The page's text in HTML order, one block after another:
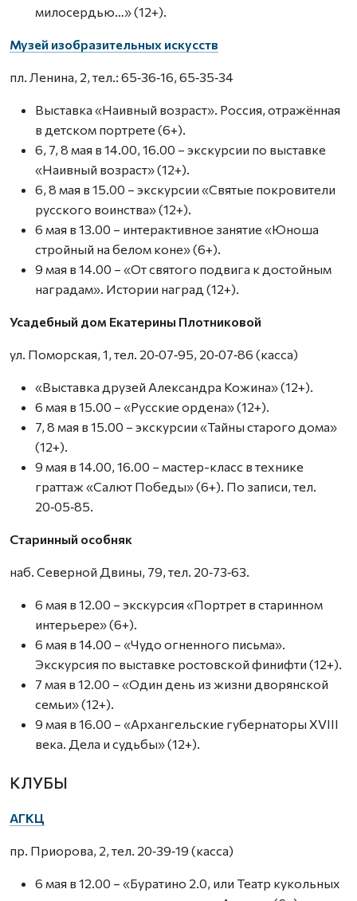
милосердью…» (12+).
Музей изобразительных искусств
пл. Ленина, 2, тел.: 65‑36‑16, 65‑35‑34
Выставка «Наивный возраст». Россия, отражённая
в детском портрете (6+).
6, 7, 8 мая в 14.00, 16.00 – экскурсии по выставке
«Наивный возраст» (12+).
6, 8 мая в 15.00 – экскурсии «Святые покровители
русского воинства» (12+).
6 мая в 13.00 – интерактивное занятие «Юноша
стройный на белом коне» (6+).
9 мая в 14.00 – «От святого подвига к достойным
наградам». Истории наград (12+).
Усадебный дом Екатерины Плотниковой
ул. Поморская, 1, тел. 20‑07‑95, 20‑07‑86 (касса)
«Выставка друзей Александра Кожина» (12+).
6 мая в 15.00 – «Русские ордена» (12+).
7, 8 мая в 15.00 – экскурсии «Тайны старого дома»
(12+).
9 мая в 14.00, 16.00 – мастер-класс в технике
граттаж «Салют Победы» (6+). По записи, тел.
20‑05‑85.
Старинный особняк
наб. Северной Двины, 79, тел. 20‑73‑63.
6 мая в 12.00 – экскурсия «Портрет в старинном
интерьере» (6+).
6 мая в 14.00 – «Чудо огненного письма».
Экскурсия по выставке ростовской финифти (12+).
7 мая в 12.00 – «Один день из жизни дворянской
семьи» (12+).
9 мая в 16.00 – «Архангельские губернаторы XVIII
века. Дела и судьбы» (12+).
КЛУБЫ
АГКЦ
пр. Приорова, 2, тел. 20‑39‑19 (касса)
6 мая в 12.00 – «Буратино 2.0, или Театр кукольных